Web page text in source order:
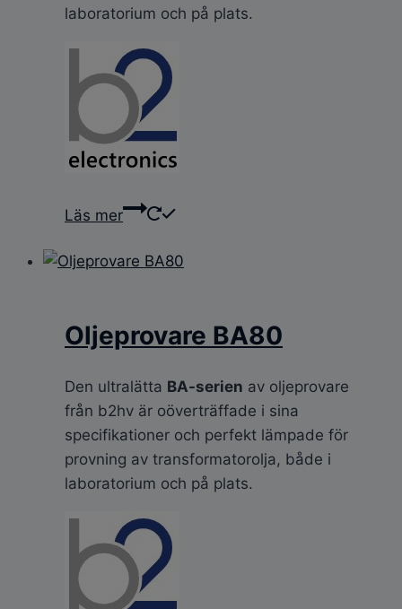
laboratorium och på plats.
Läs mer
Oljeprovare BA80
Den ultralätta BA-serien av oljeprovare
från b2hv är oöverträffade i sina
specifikationer och perfekt lämpade för
provning av transformatorolja, både i
laboratorium och på plats.